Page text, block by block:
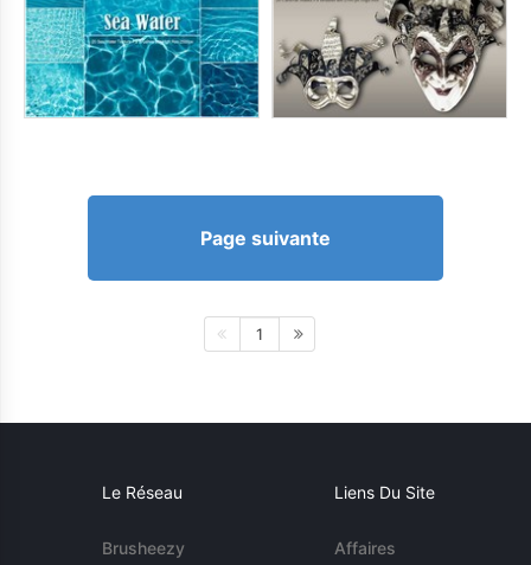
Page suivante
1
Le Réseau
Brusheezy
Liens Du Site
Affaires